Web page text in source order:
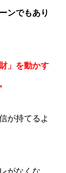
ンでもあり
」を動かす
が持てるよ